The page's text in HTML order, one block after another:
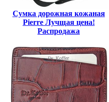
Сумка дорожная кожаная
Pierre Лучщая цена!
Распродажа